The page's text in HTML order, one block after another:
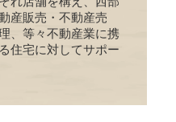
産販売・不動産売
、等々不動産業に携
住宅に対してサポー